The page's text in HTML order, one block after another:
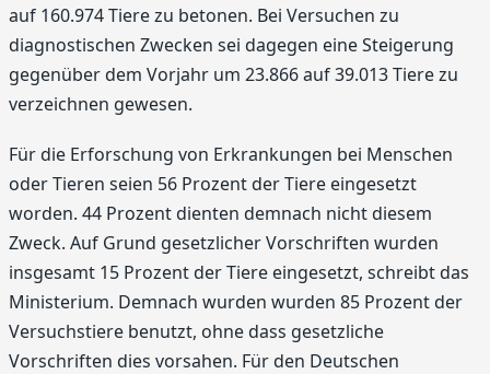
auf 160.974 Tiere zu betonen. Bei Versuchen zu
diagnostischen Zwecken sei dagegen eine Steigerung
gegenüber dem Vorjahr um 23.866 auf 39.013 Tiere zu
verzeichnen gewesen.
Für die Erforschung von Erkrankungen bei Menschen
oder Tieren seien 56 Prozent der Tiere eingesetzt
worden. 44 Prozent dienten demnach nicht diesem
Zweck. Auf Grund gesetzlicher Vorschriften wurden
insgesamt 15 Prozent der Tiere eingesetzt, schreibt das
Ministerium. Demnach wurden wurden 85 Prozent der
Versuchstiere benutzt, ohne dass gesetzliche
Vorschriften dies vorsahen. Für den Deutschen